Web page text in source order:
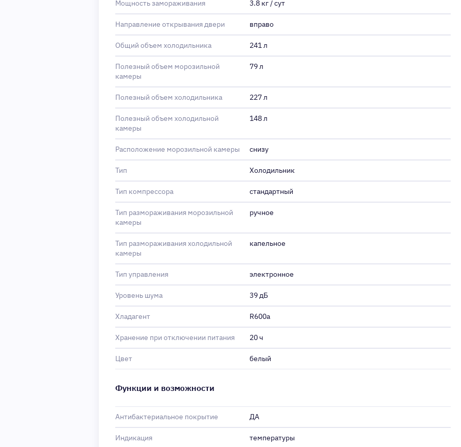
Мощность замораживания 3.8 кг / сут
Направление открывания двери вправо
Общий объем холодильника 241 л
Полезный объем морозильной
камеры
79 л
Полезный объем холодильника 227 л
Полезный объем холодильной
камеры
148 л
Расположение морозильной камеры снизу
Тип Холодильник
Тип компрессора стандартный
Тип размораживания морозильной
камеры
ручное
Тип размораживания холодильной
камеры
капельное
Тип управления электронное
Уровень шума 39 дБ
Хладагент R600a
Хранение при отключении питания 20 ч
Цвет белый
Функции и возможности
Антибактериальное покрытие ДА
Индикация температуры